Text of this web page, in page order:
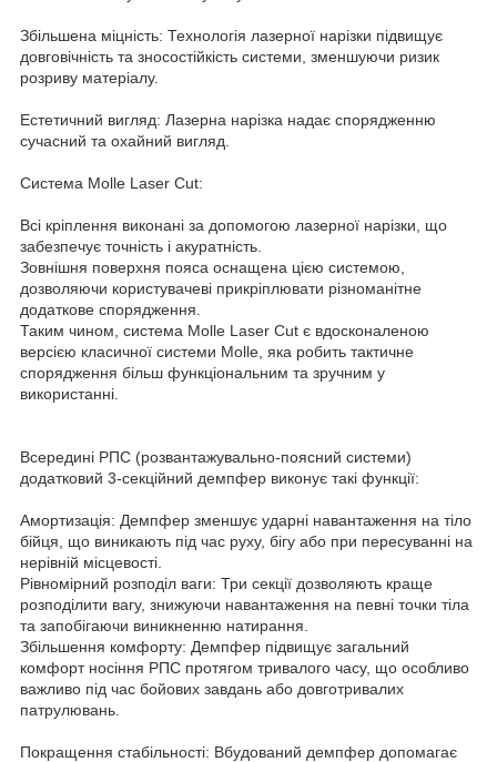
Збільшена міцність: Технологія лазерної нарізки підвищує
довговічність та зносостійкість системи, зменшуючи ризик
розриву матеріалу.
Естетичний вигляд: Лазерна нарізка надає спорядженню
сучасний та охайний вигляд.
Система Molle Laser Cut:
Всі кріплення виконані за допомогою лазерної нарізки, що
забезпечує точність і акуратність.
Зовнішня поверхня пояса оснащена цією системою,
дозволяючи користувачеві прикріплювати різноманітне
додаткове спорядження.
Таким чином, система Molle Laser Cut є вдосконаленою
версією класичної системи Molle, яка робить тактичне
спорядження більш функціональним та зручним у
використанні.
Всередині РПС (розвантажувально-поясний системи)
додатковий 3-секційний демпфер виконує такі функції:
Амортизація: Демпфер зменшує ударні навантаження на тіло
бійця, що виникають під час руху, бігу або при пересуванні на
нерівній місцевості.
Рівномірний розподіл ваги: Три секції дозволяють краще
розподілити вагу, знижуючи навантаження на певні точки тіла
та запобігаючи виникненню натирання.
Збільшення комфорту: Демпфер підвищує загальний
комфорт носіння РПС протягом тривалого часу, що особливо
важливо під час бойових завдань або довготривалих
патрулювань.
Покращення стабільності: Вбудований демпфер допомагає